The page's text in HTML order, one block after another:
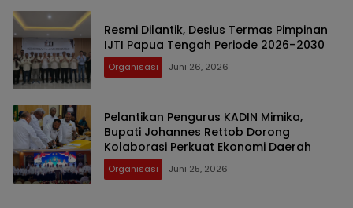
Resmi Dilantik, Desius Termas Pimpinan
IJTI Papua Tengah Periode 2026–2030
Organisasi Juni 26, 2026
Pelantikan Pengurus KADIN Mimika,
Bupati Johannes Rettob Dorong
Kolaborasi Perkuat Ekonomi Daerah
Organisasi Juni 25, 2026